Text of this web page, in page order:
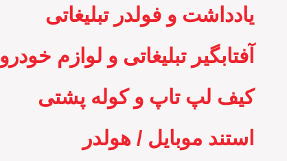
یادداشت و فولدر تبلیغاتی
آفتابگیر تبلیغاتی و لوازم خودرو
کیف لپ تاپ و کوله پشتی
استند موبایل / هولدر